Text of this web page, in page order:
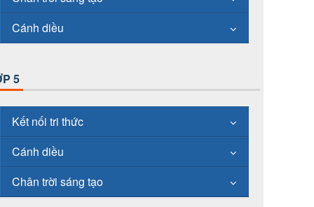
Cánh diều
5
Kết nối tri thức
Cánh diều
Chân trời sáng tạo